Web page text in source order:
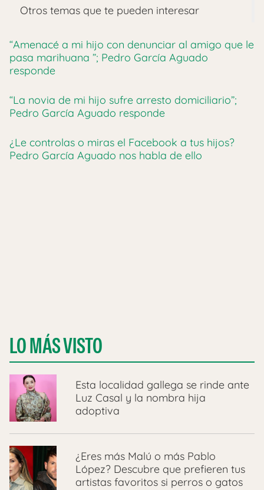
Otros temas que te pueden interesar
“Amenacé a mi hijo con denunciar al amigo que le
pasa marihuana ”; Pedro García Aguado
responde
“La novia de mi hijo sufre arresto domiciliario”;
Pedro García Aguado responde
¿Le controlas o miras el Facebook a tus hijos?
Pedro García Aguado nos habla de ello
LO MÁS VISTO
Esta localidad gallega se rinde ante
Luz Casal y la nombra hija
adoptiva
¿Eres más Malú o más Pablo
López? Descubre que prefieren tus
artistas favoritos si perros o gatos